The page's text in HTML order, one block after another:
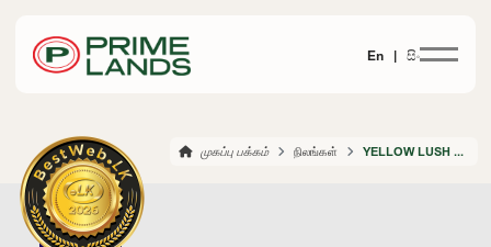
En | සිං
முகப்பு பக்கம் நிலங்கள் YELLOW LUSH KADAWATHA